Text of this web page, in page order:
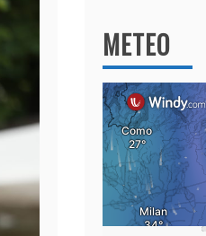
METEO